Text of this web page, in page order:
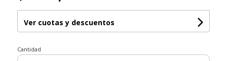
Ver cuotas y descuentos
Cantidad